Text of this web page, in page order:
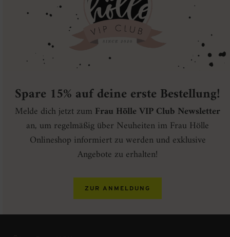
Spare 15% auf deine erste Bestellung!
Melde dich jetzt zum Frau Hölle VIP Club Newsletter
an, um regelmäßig über Neuheiten im Frau Hölle
Onlineshop informiert zu werden und exklusive
Angebote zu erhalten!
ZUR ANMELDUNG